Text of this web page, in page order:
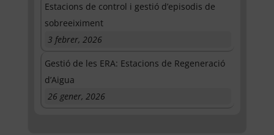
Estacions de control i gestió d’episodis de
sobreeiximent
3 febrer, 2026
Gestió de les ERA: Estacions de Regeneració
d’Aigua
26 gener, 2026